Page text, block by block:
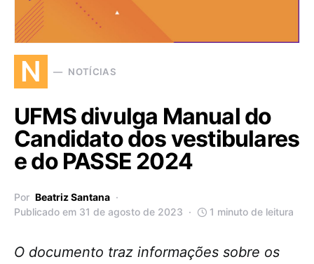
N NOTÍCIAS
UFMS divulga Manual do
Candidato dos vestibulares
e do PASSE 2024
Por Beatriz Santana
Publicado em 31 de agosto de 2023
1 minuto de leitura
O documento traz informações sobre os